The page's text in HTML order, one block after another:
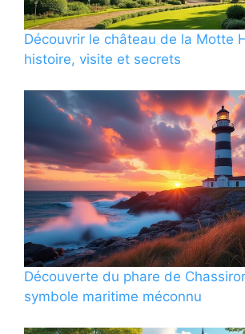
Découvrir le château de la Motte
histoire, visite et secrets
Découverte du phare de
symbole maritime méconnu